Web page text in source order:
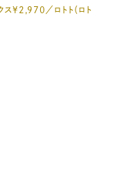
ス¥2,970／ロトト（ロト